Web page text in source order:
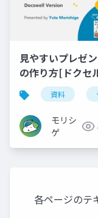
見やすいプレゼ
の作り方[ドクセ
資料
モリシ
ゲ
各ページのテ